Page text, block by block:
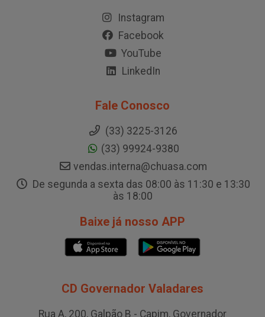
Instagram
Facebook
YouTube
LinkedIn
Fale Conosco
(33) 3225-3126
(33) 99924-9380
vendas.interna@chuasa.com
De segunda a sexta das 08:00 às 11:30 e 13:30
às 18:00
Baixe já nosso APP
CD Governador Valadares
Rua A, 200, Galpão B - Capim, Governador